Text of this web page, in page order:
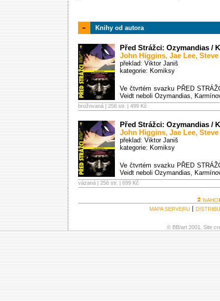
Knihy od autora
Před Strážci: Ozymandias /
John Higgins, Jae Lee,
překlad: Viktor Janiš
kategorie: Komiksy
Ve čtvrtém svazku PŘED
Veidt neboli Ozymandias,
brožovaná | 256 str. | 499 Kč
Před Strážci: Ozymandias /
John Higgins, Jae Lee,
překlad: Viktor Janiš
kategorie: Komiksy
Ve čtvrtém svazku PŘED
Veidt neboli Ozymandias,
vázaná | 256 str. | 699 Kč
MAPA SERVERU
© BB/art 2001. Site